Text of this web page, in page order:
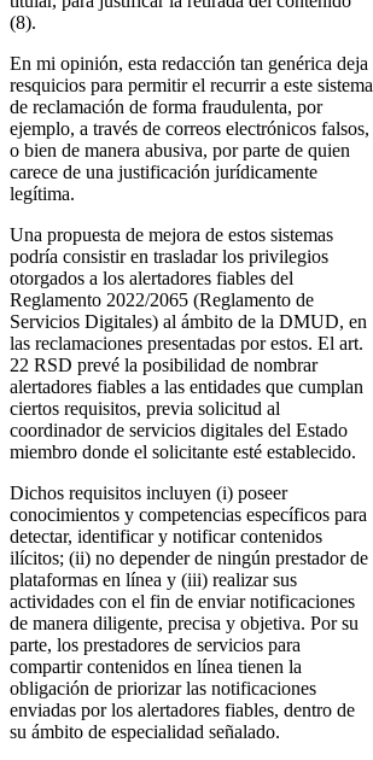
(8).
En mi opinión, esta redacción tan genérica deja
resquicios para permitir el recurrir a este sistema
de reclamación de forma fraudulenta, por
ejemplo, a través de correos electrónicos falsos,
o bien de manera abusiva, por parte de quien
carece de una justificación jurídicamente
legítima.
Una propuesta de mejora de estos sistemas
podría consistir en trasladar los privilegios
otorgados a los alertadores fiables del
Reglamento 2022/2065 (Reglamento de
Servicios Digitales) al ámbito de la DMUD, en
las reclamaciones presentadas por estos. El art.
22 RSD prevé la posibilidad de nombrar
alertadores fiables a las entidades que cumplan
ciertos requisitos, previa solicitud al
coordinador de servicios digitales del Estado
miembro donde el solicitante esté establecido.
Dichos requisitos incluyen (i) poseer
conocimientos y competencias específicos para
detectar, identificar y notificar contenidos
ilícitos; (ii) no depender de ningún prestador de
plataformas en línea y (iii) realizar sus
actividades con el fin de enviar notificaciones
de manera diligente, precisa y objetiva. Por su
parte, los prestadores de servicios para
compartir contenidos en línea tienen la
obligación de priorizar las notificaciones
enviadas por los alertadores fiables, dentro de
su ámbito de especialidad señalado.